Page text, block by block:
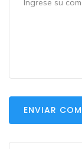
ENVIAR